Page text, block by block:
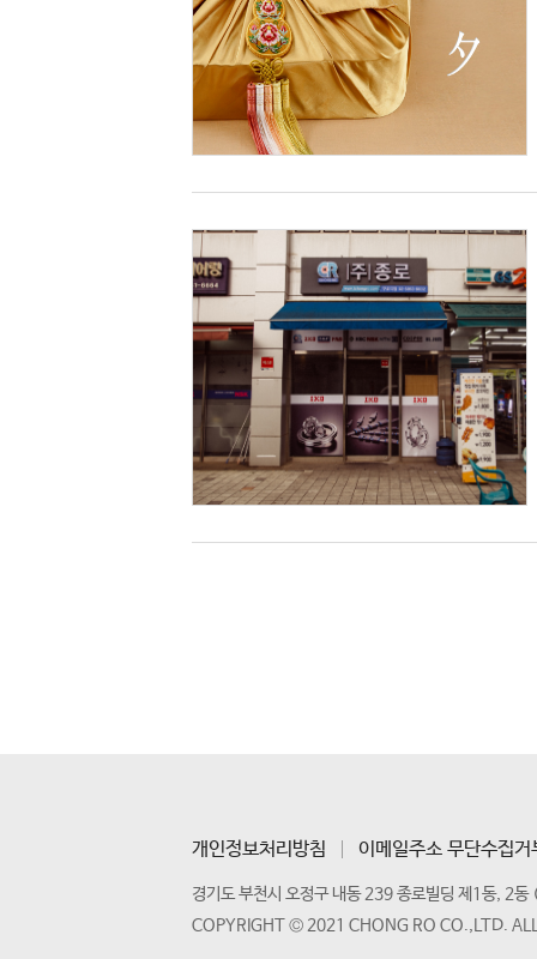
개인정보처리방침 이메일주소 무단수집거
경기도 부천시 오정구 내동 239 종로빌딩 제1동, 2
COPYRIGHT © 2021 CHONG RO CO.,LTD.